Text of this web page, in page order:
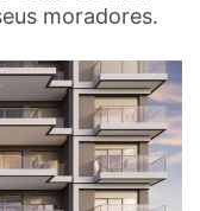
moradores.